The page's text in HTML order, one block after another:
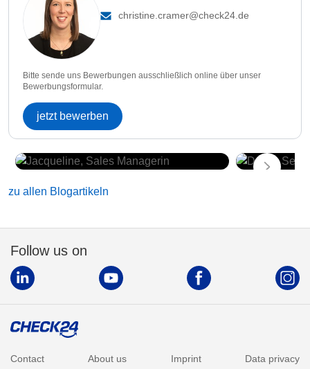
christine.cramer@check24.de
Bitte sende uns Bewerbungen ausschließlich online über unser
Bewerbungsformular.
jetzt bewerben
zu allen Blogartikeln
Follow us on
Contact About us Imprint Data privacy